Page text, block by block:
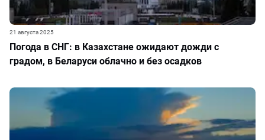
Погода в СНГ: в Казахстане ожидают дожди с
градом, в Беларуси облачно и без осадков
21 августа 2025